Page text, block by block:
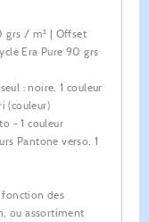
grs / m² | Offset
Era Pure 90 grs
: noire, 1 couleur
(couleur)
- 1 couleur
Pantone verso, 1
fonction des
ou assortiment